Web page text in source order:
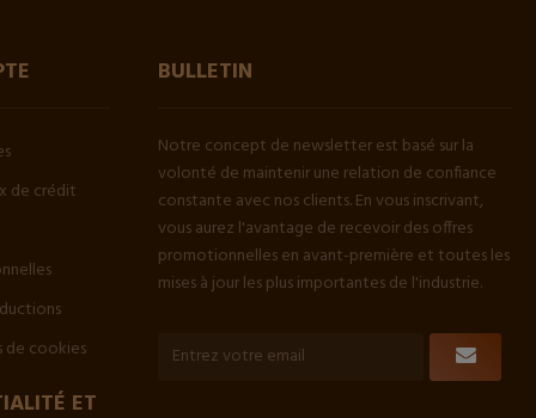
de crédit
de cookies
ET
BULLETIN
Notre concept de newsletter est basé sur la
volonté de maintenir une relation de confiance
constante avec nos clients. En vous inscrivant,
vous aurez l'avantage de recevoir des offres
promotionnelles en avant-première et toutes les
mises à jour les plus importantes de l'industrie.